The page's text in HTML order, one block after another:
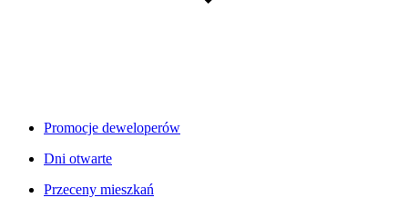
Promocje deweloperów
Dni otwarte
Przeceny mieszkań